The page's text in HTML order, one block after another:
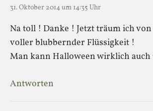
31. Oktober 2014 um 14:35 Uhr
Na toll ! Danke ! Jetzt träum ich
voller blubbernder Flüssigkeit !
Man kann Halloween wirklich
Antworten